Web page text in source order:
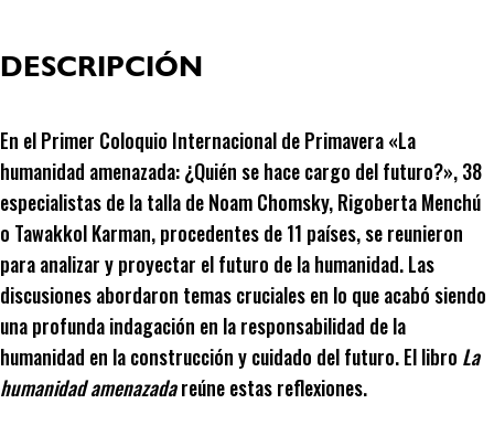
DESCRIPCIÓN
En el Primer Coloquio Internacional de Primavera «La
humanidad amenazada: ¿Quién se hace cargo del futuro?», 38
especialistas de la talla de Noam Chomsky, Rigoberta Menchú
o Tawakkol Karman, procedentes de 11 países, se reunieron
para analizar y proyectar el futuro de la humanidad. Las
discusiones abordaron temas cruciales en lo que acabó siendo
una profunda indagación en la responsabilidad de la
humanidad en la construcción y cuidado del futuro. El libro La
humanidad amenazadareúne estas reflexiones.